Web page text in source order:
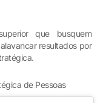
que busquem
resultados por
de Pessoas